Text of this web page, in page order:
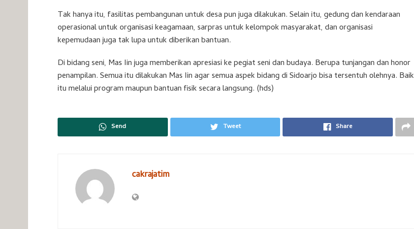
Tak hanya itu, fasilitas pembangunan untuk desa pun juga dilakukan. Selain itu, gedung dan kendaraan
operasional untuk organisasi keagamaan, sarpras untuk kelompok masyarakat, dan organisasi
kepemudaan juga tak lupa untuk diberikan bantuan.
Di bidang seni, Mas Iin juga memberikan apresiasi ke pegiat seni dan budaya. Berupa tunjangan dan honor
penampilan. Semua itu dilakukan Mas Iin agar semua aspek bidang di Sidoarjo bisa tersentuh olehnya. Baik
itu melalui program maupun bantuan fisik secara langsung. (hds)
Send Tweet Share
cakrajatim